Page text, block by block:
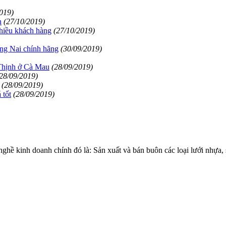
(27/10/2019)
khách hàng (27/10/2019)
Nai chính hãng (30/09/2019)
ở Cà Mau (28/09/2019)
09/2019)
(28/09/2019)
tốt (28/09/2019)
kinh doanh chính đó là: Sản xuất và bán buôn các loại lưới